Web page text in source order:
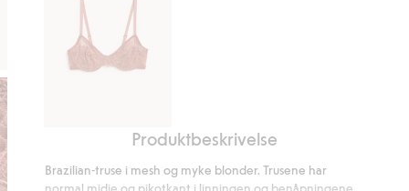
Produktbeskrivelse
Brazilian-truse i mesh og myke blonder. Trusene har